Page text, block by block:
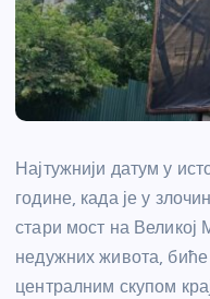
Најтужнији датум у
године, када је у
стари мост на Великој
недужних живота,
централним скупом